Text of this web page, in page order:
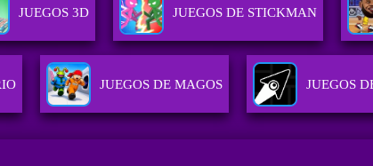
JUEGOS 3D JUEGOS DE STICKMAN
JUEGOS DE MAGOS JUEGOS